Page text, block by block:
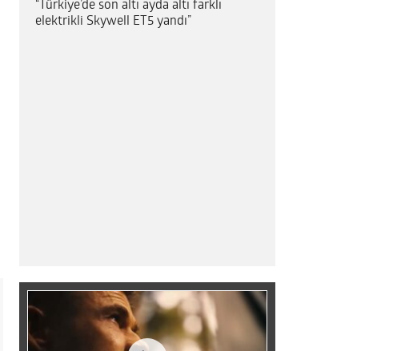
“Türkiye’de son altı ayda altı farklı
elektrikli Skywell ET5 yandı”